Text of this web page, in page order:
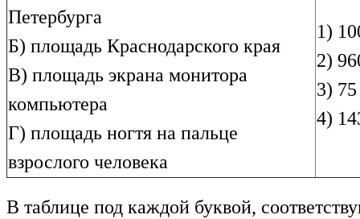
Петербурга
Б) площадь Краснодарского края
В) площадь экрана монитора
компьютера
Г) площадь ногтя на пальце
взрослого человека
1)
2)
3)
4)
В таблице под каждой буквой,